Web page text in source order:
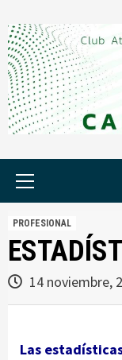
al
contenido
PROFESIONAL
14 noviembre,
Las